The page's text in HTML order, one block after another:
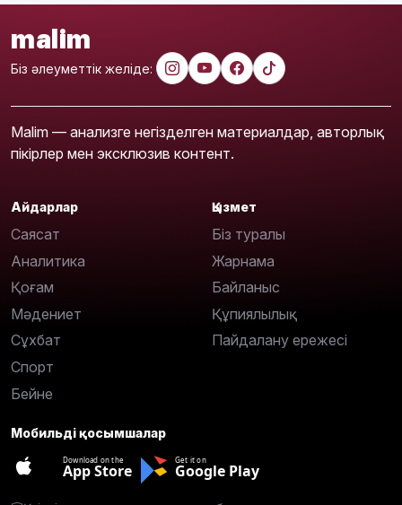
malim
Біз әлеуметтік желіде:
Malim — анализге негізделген материалдар, авторлық
пікірлер мен эксклюзив контент.
Айдарлар
Саясат
Аналитика
Қоғам
Мәдениет
Сұхбат
Спорт
Бейне
Қызмет
Біз туралы
Жарнама
Байланыс
Құпиялылық
Пайдалану ережесі
Мобильді қосымшалар
Download on the
App Store
Get it on
Google Play